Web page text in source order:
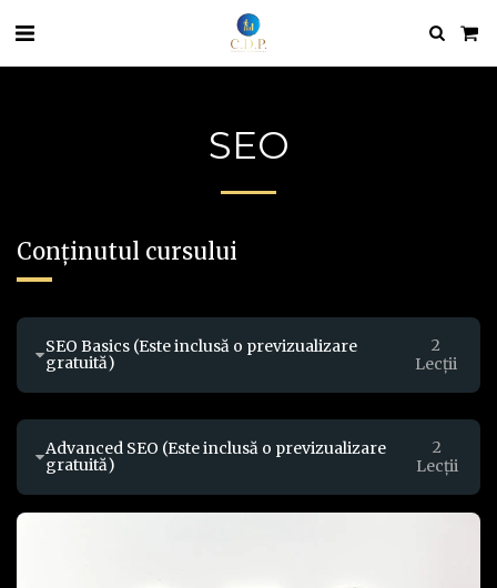
SEO
Conținutul cursului
SEO Basics (Este inclusă o previzualizare
gratuită)
2
Lecţii
Advanced SEO (Este inclusă o previzualizare
gratuită)
2
Lecţii